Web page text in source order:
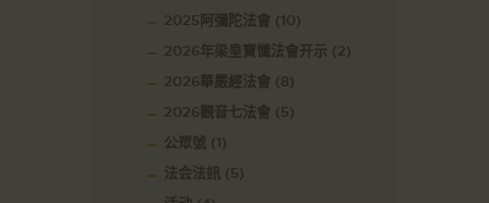
2025阿彌陀法會 (10)
2026年梁皇寶懺法會开示 (2)
2026華嚴經法會 (8)
2026觀音七法會 (5)
公眾號 (1)
法会法訊 (5)